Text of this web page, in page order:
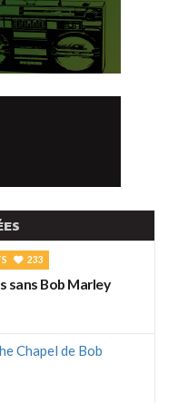
233
sans Bob Marley